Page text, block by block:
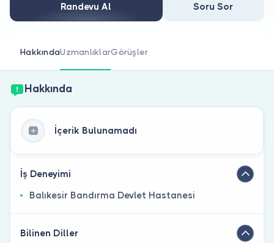
Doktor musunuz?
Randevu Al Soru Sor
HakkındaUzmanlıklarGörüşler
Hakkında
İçerik Bulunamadı
İş Deneyimi
Balıkesir Bandırma Devlet Hastanesi
Bilinen Diller